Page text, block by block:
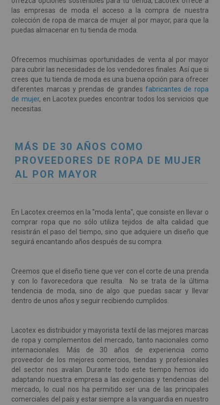
las empresas de moda el acceso a la compra de nuestra
colección de ropa de marca de mujer al por mayor, para que la
puedas almacenar en tu tienda de moda.
Ofrecemos muchísimas oportunidades de venta al por mayor
para cubrir las necesidades de los vendedores finales. Así que si
crees que tu tienda de moda es una buena opción para ofrecer
diferentes marcas y prendas de grandesfabricantes de ropa
de mujer, en Lacotex puedes encontrar todos los servicios que
necesitas.
MÁS DE 30 AÑOS COMO
PROVEEDORES DE ROPA DE MUJER
AL POR MAYOR
En Lacotex creemos en la "moda lenta", que consiste en llevar o
comprar ropa que no sólo utiliza tejidos de alta calidad que
resistirán el paso del tiempo, sino que adquiere un diseño que
seguirá encantando años después de su compra.
Creemos que el diseño tiene que ver con el corte de una prenda
y con lo favorecedora que resulta. No se trata de la última
tendencia de moda, sino de algo que puedas sacar y llevar
dentro de unos años y seguir recibiendo cumplidos.
Lacotex es distribuidor y mayorista textil de las mejores marcas
de ropa y complementos del mercado, tanto nacionales como
internacionales. Más de 30 años de experiencia como
proveedor de los mejores comercios, tiendas y profesionales
del sector nos avalan. Durante todo este tiempo hemos ido
adaptando nuestra empresa a las exigencias y tendencias del
mercado, lo cual nos ha permitido ser una de las principales
comerciales del país y estar siempre a la vanguardia en nuestro